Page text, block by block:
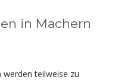
in Machern
teilweise zu